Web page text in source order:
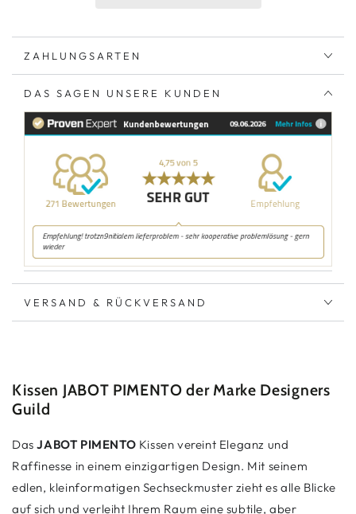
ZAHLUNGSARTEN
DAS SAGEN UNSERE KUNDEN
VERSAND & RÜCKVERSAND
Kissen JABOT PIMENTO der Marke Designers
Guild
DasJABOT PIMENTO Kissen vereint Eleganz und
Raffinesse in einem einzigartigen Design. Mit seinem
edlen, kleinformatigen Sechseckmuster zieht es alle Blicke
auf sich und verleiht Ihrem Raum eine subtile, aber